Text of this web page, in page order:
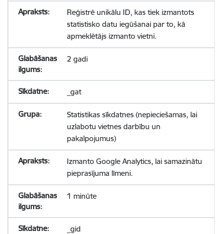
Reģistrē unikālu ID, kas tiek izmantots
statistisko datu iegūšanai par to, kā
apmeklētājs izmanto vietni.
2 gadi
_gat
Statistikas sīkdatnes (nepieciešamas, lai
uzlabotu vietnes darbību un
pakalpojumus)
Izmanto Google Analytics, lai samazinātu
pieprasījuma līmeni.
1 minūte
_gid